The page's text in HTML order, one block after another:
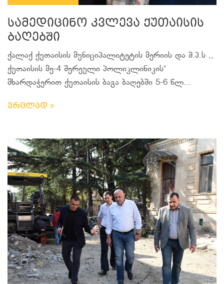
სამედიცინო კვლევა ქუთაისის
ბაღებში
ქალაქ ქუთაისის მუნიციპალიტეტის მერიის და შ.პ.ს ,,
ქუთაისის მე-4 შერეული პოლიკლინიკის“
მხარდაჭერით ქუთაისის ბაგა ბაღებში 5-6 წლ...
ვრცლად